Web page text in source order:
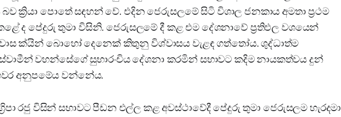
ක්‍රියා පොතේ සඳහන් වේ. එදින ජෙරුසලමේ සිටි විශාල ජනකාය අමතා ප්‍රථම
ද පේදුරු තුමා විසිනි. ජෙරුසලමේ දී කළ එම දේශනාවේ ප්‍රතිඵල වශයෙන්
ක්යින් බොහෝ දෙනෙක් කිතුනු විශ්වාසය වැළඳ ගත්තෝය. ශුද්ධාත්ම
වහන්සේගේ සුභාරංචිය දේශනා කරමින් සභාවට කදිම නායකත්වය දුන්
අනුපමේය වන්නේය.
රජු විසින් සභාවට පීඩන එල්ල කළ අවස්ථාවේදී පේදුරු තුමා ජෙරුසලම හැරදමා